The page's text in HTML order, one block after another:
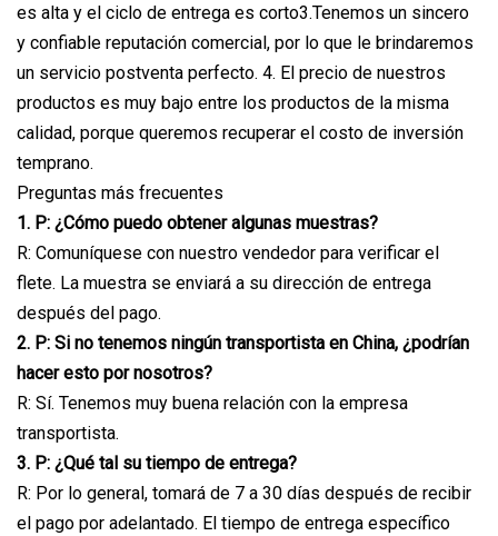
es alta y el ciclo de entrega es corto3.Tenemos un sincero
y confiable reputación comercial, por lo que le brindaremos
un servicio postventa perfecto. 4. El precio de nuestros
productos es muy bajo entre los productos de la misma
calidad, porque queremos recuperar el costo de inversión
temprano.
Preguntas más frecuentes
1. P: ¿Cómo puedo obtener algunas muestras?
R: Comuníquese con nuestro vendedor para verificar el
flete. La muestra se enviará a su dirección de entrega
después del pago.
2. P: Si no tenemos ningún transportista en China, ¿podrían
hacer esto por nosotros?
R: Sí. Tenemos muy buena relación con la empresa
transportista.
3. P: ¿Qué tal su tiempo de entrega?
R: Por lo general, tomará de 7 a 30 días después de recibir
el pago por adelantado. El tiempo de entrega específico